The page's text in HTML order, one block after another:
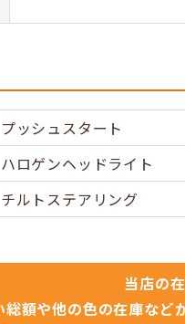
プッシュスタート
ハロゲンヘッドライト
チルトステアリング
当店の
総額や他の色の在庫など